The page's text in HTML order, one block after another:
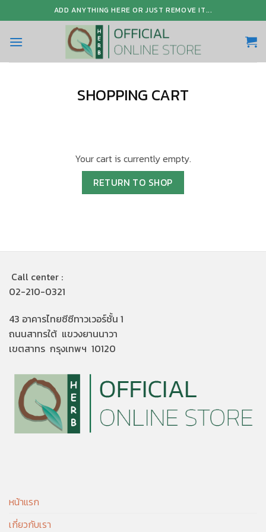
to
content
ADD ANYTHING HERE OR JUST REMOVE IT...
SHOPPING CART
Your cart is currently empty.
RETURN TO SHOP
Call center :
02-210-0321
43 อาคารไทยซีซีทาวเวอร์ชั้น 1
ถนนสาทรใต้ แขวงยานนาวา
เขตสาทร กรุงเทพฯ 10120
หน้าแรก
เกี่ยวกับเรา